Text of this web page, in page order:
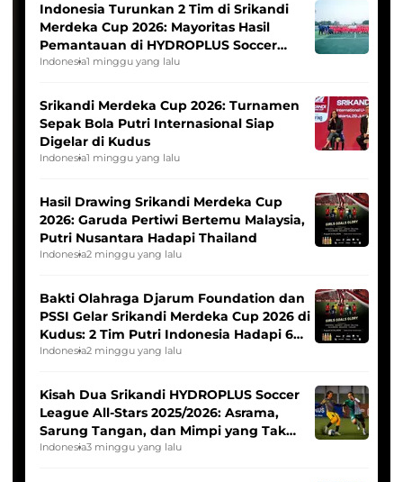
Indonesia Turunkan 2 Tim di Srikandi
Merdeka Cup 2026: Mayoritas Hasil
Pemantauan di HYDROPLUS Soccer
League
Indonesia1 minggu yang lalu
Srikandi Merdeka Cup 2026: Turnamen
Sepak Bola Putri Internasional Siap
Digelar di Kudus
Indonesia1 minggu yang lalu
Hasil Drawing Srikandi Merdeka Cup
2026: Garuda Pertiwi Bertemu Malaysia,
Putri Nusantara Hadapi Thailand
Indonesia2 minggu yang lalu
Bakti Olahraga Djarum Foundation dan
PSSI Gelar Srikandi Merdeka Cup 2026 di
Kudus: 2 Tim Putri Indonesia Hadapi 6
Tim Asia
Indonesia2 minggu yang lalu
Kisah Dua Srikandi HYDROPLUS Soccer
League All-Stars 2025/2026: Asrama,
Sarung Tangan, dan Mimpi yang Tak
Pernah Padam
Indonesia3 minggu yang lalu